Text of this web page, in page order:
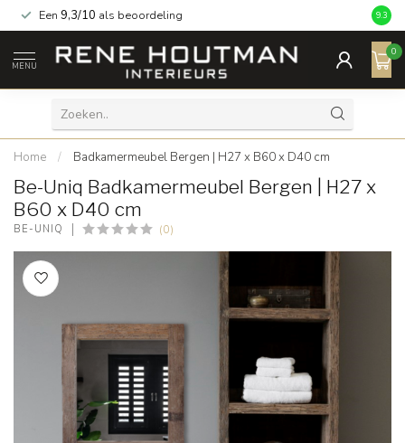
Een 9,3/10 als beoordeling 9.3
MENU
0
Home / Badkamermeubel Bergen | H27 x B60 x D40 cm
Be-Uniq Badkamermeubel Bergen | H27 x
B60 x D40 cm
BE-UNIQ (0)